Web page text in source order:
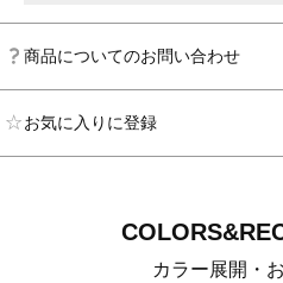
商品についてのお問い合わせ
お気に入りに登録
カラー展開・